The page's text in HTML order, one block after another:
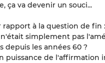
ça va devenir un souci...
rapport à la question de fin
simplement pas
depuis les années 60 ?
puissance de l'affirmation